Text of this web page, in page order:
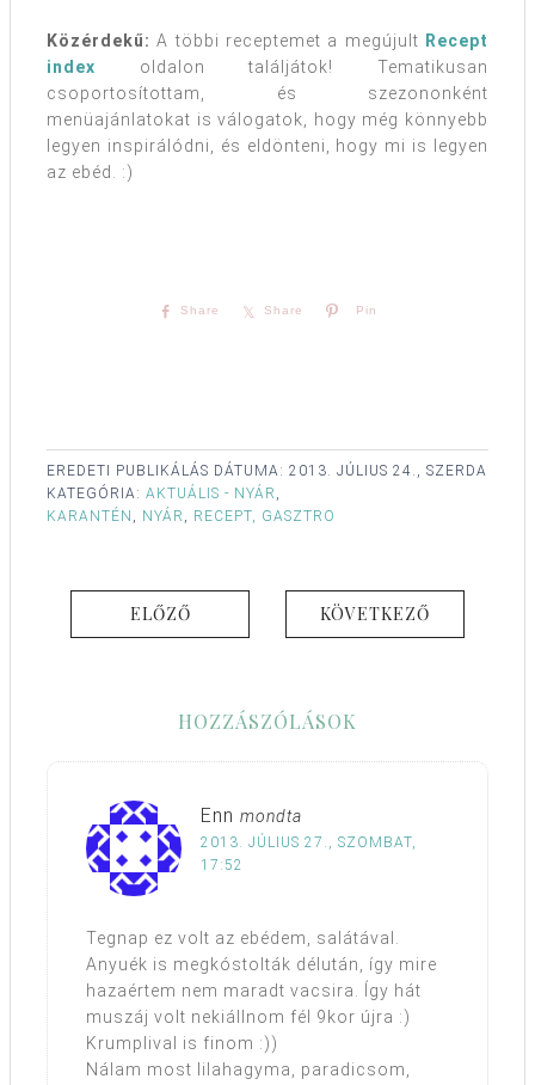
Közérdekű: A többi receptemet a megújult Recept
index oldalon találjátok! Tematikusan
csoportosítottam, és szezononként
menüajánlatokat is válogatok, hogy még könnyebb
legyen inspirálódni, és eldönteni, hogy mi is legyen
az ebéd. :)
Share Share Pin
EREDETI PUBLIKÁLÁS DÁTUMA: 2013. JÚLIUS 24., SZERDA
KATEGÓRIA: AKTUÁLIS - NYÁR ,
KARANTÉN , NYÁR , RECEPT, GASZTRO
ELŐZŐ KÖVETKEZŐ
HOZZÁSZÓLÁSOK
Enn mondta
2013. JÚLIUS 27., SZOMBAT,
17:52
Tegnap ez volt az ebédem, salátával.
Anyuék is megkóstolták délután, így mire
hazaértem nem maradt vacsira. Így hát
muszáj volt nekiállnom fél 9kor újra :)
Krumplival is finom :))
Nálam most lilahagyma, paradicsom,